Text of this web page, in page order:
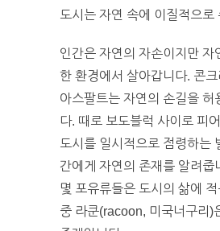
도시는 자연 속에 이질적으로
인간은 자연의 자손이지만 자
한 환경에서 살아갑니다. 콘
아스팔트는 자연의 손길을 허
다. 때로 보도블럭 사이로 피
도시를 일시적으로 점령하는
간에게 자연의 존재를 알려줍
몇 포유류들은 도시의 삶에 적
중 라쿤(racoon, 미국너구리)